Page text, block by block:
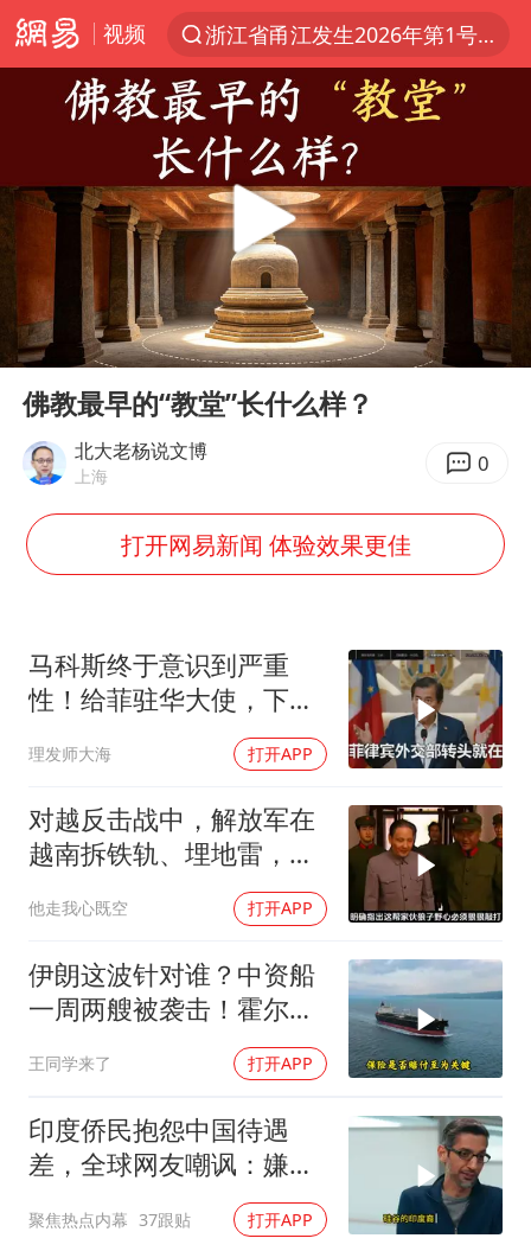
视频
浙江省甬江发生2026年第1号洪水
《披荆斩棘2026》阵容官宣
哈马斯称坚持加沙停火协议路线图
刘嘉玲晒与周星驰合照
上海全力守护市民“菜篮子”
央视新主播李秋莹母校发文祝贺
以军士兵把枪口对准中国记者
暑期研学游升温 在旅途中增长知识
猫咪过火把节被抹成黑猫
BLG经理辟谣Bin离队
总书记点赞的非遗苗绣焕发新生机
Play
00:00 01:06
佛教最早的“教堂”长什么样？
北大老杨说文博
上海 0
打开网易新闻 体验效果更佳
马科斯终于意识到严重
性！给菲驻华大使，下达
5个必须完成的任务
理发师大海 打开APP
对越反击战中，解放军在
越南拆铁轨、埋地雷，是
他走我心既空 打开APP
伊朗这波针对谁？中资船
一周两艘被袭击！霍尔木
兹海峡的“安全走廊”神话
彻底破灭！
王同学来了 打开APP
印度侨民抱怨中国待遇
差，全球网友嘲讽：嫌差
聚焦热点内幕 37跟贴 打开APP